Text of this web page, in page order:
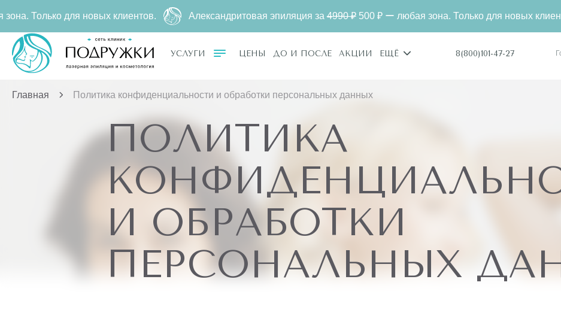
УСЛУГИ ЦЕНЫ ДО И ПОСЛЕ АКЦИИ ЕЩЁ 8(800)101-47-27
Главная Политика конфиденциальности и обработки персональных данных
ПОЛИТИКА
И ОБРАБОТКИ
ПЕРСОНАЛЬНЫХ
для новых клиентов. Александритовая эпиляция за4990 ₽500 ₽ ー любая зона. Только для новых клиентов.